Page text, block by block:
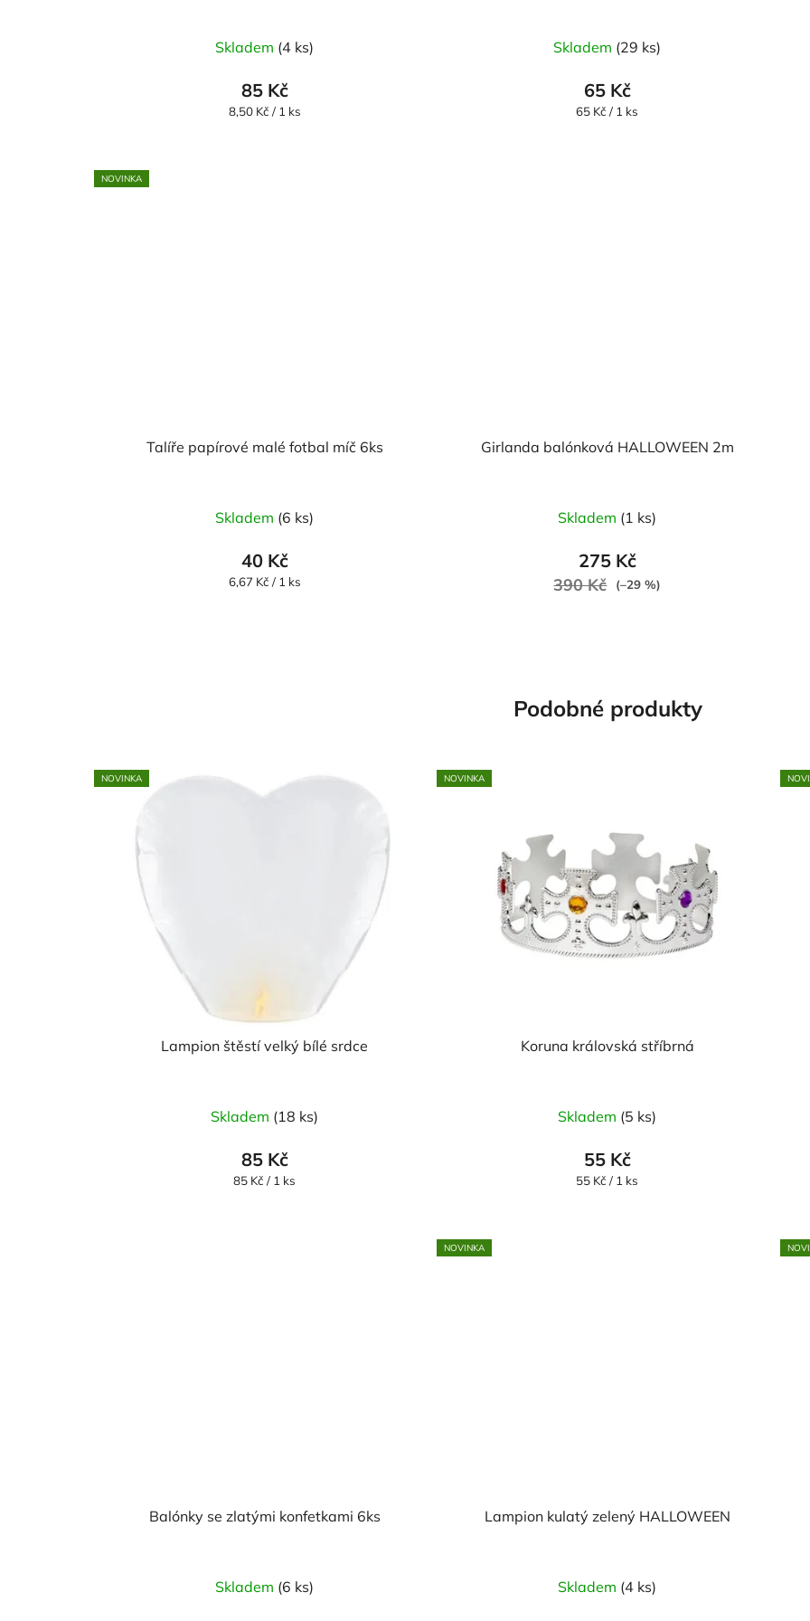
Skladem (4 ks)
85 Kč
Měrná
8,50 Kč / 1 ks
Skladem (29 ks)
65 Kč
Měrná
65 Kč / 1 ks
NOVINKA
Talíře papírové malé fotbal míč 6ks
Skladem (6 ks)
40 Kč
Měrná
6,67 Kč / 1 ks
Girlanda balónková HALLOWEEN 2m
Skladem (1 ks)
275 Kč
390 Kč (–29 %)
Podobné produkty
NOVINKA
Lampion štěstí velký bílé srdce
Skladem (18 ks)
85 Kč
Měrná
85 Kč / 1 ks
NOVINKA
Koruna královská stříbrná
Skladem (5 ks)
55 Kč
Měrná
55 Kč / 1 ks
Balónky se zlatými konfetkami 6ks
hodnocení
Skladem (6 ks)
NOVINKA
Lampion kulatý zelený HALLOWEEN
Skladem (4 ks)